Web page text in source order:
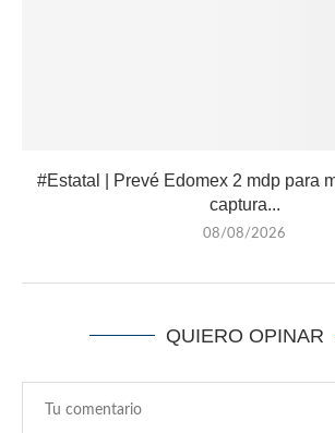
#Estatal | Prevé Edomex 2 mdp para
captura...
08/08/2026
QUIERO OPINAR